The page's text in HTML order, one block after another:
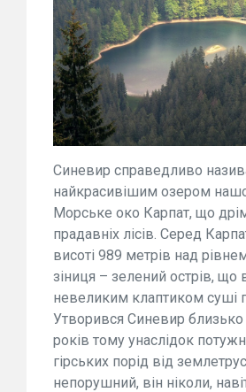
Синевир справедливо
найкрасивішим озером
Морське око Карпат, що
прадавніх лісів. Cеред
висоті 989 метрів над
зіниця – зелений острів, що
невеликим клаптиком суші
Утворився Синевир близько
років тому унаслідок
гірських порід від
непорушний, він ніколи,